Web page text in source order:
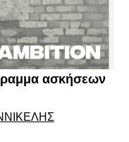
ασκήσεων